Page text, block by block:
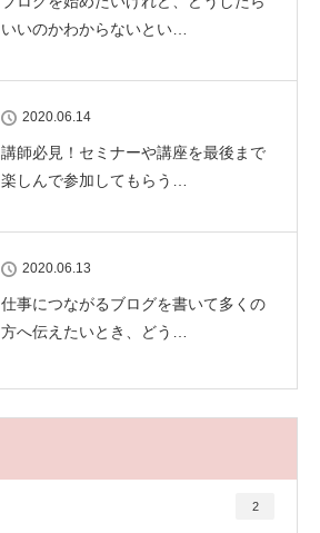
いいのかわからないとい…
2020.06.14
講師必見！セミナーや講座を最後まで
楽しんで参加してもらう…
2020.06.13
仕事につながるブログを書いて多くの
方へ伝えたいとき、どう…
2